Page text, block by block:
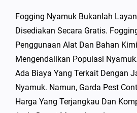
Fogging Nyamuk Bukanlah
Disediakan Secara Gratis.
Penggunaan Alat Dan Bahan
Mengendalikan Populasi
Ada Biaya Yang Terkait Dengan
Nyamuk. Namun, Garda Pest
Harga Yang Terjangkau Dan